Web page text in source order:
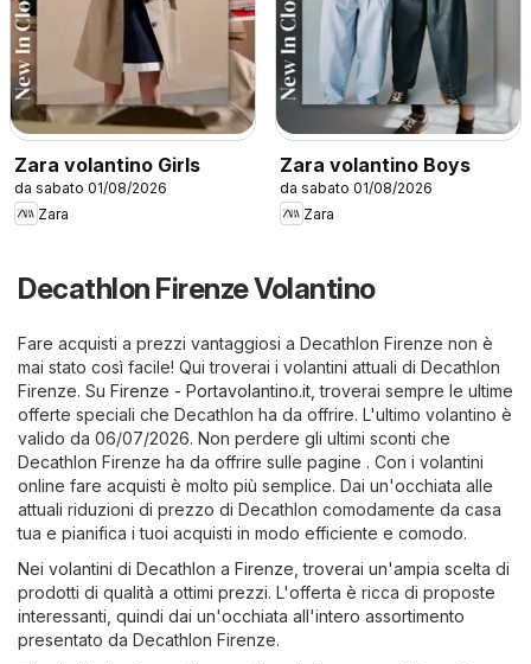
Zara volantino Girls
da sabato 01/08/2026
Zara
Zara volantino Boys
da sabato 01/08/2026
Zara
Decathlon Firenze Volantino
Fare acquisti a prezzi vantaggiosi a Decathlon Firenze non è
mai stato così facile! Qui troverai i volantini attuali di Decathlon
Firenze. Su Firenze - Portavolantino.it , troverai sempre le ultime
offerte speciali che Decathlon ha da offrire. L'ultimo volantino è
valido da 06/07/2026. Non perdere gli ultimi sconti che
Decathlon Firenze ha da offrire sulle pagine . Con i volantini
online fare acquisti è molto più semplice. Dai un'occhiata alle
attuali riduzioni di prezzo di Decathlon comodamente da casa
tua e pianifica i tuoi acquisti in modo efficiente e comodo.
Nei volantini di Decathlon a Firenze, troverai un'ampia scelta di
prodotti di qualità a ottimi prezzi. L'offerta è ricca di proposte
interessanti, quindi dai un'occhiata all'intero assortimento
presentato da Decathlon Firenze.